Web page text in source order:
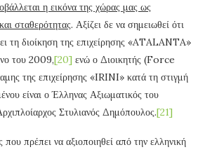
η εικόνα της χώρας μας ως
σταθερότητας. Αξίζει δε να σημειωθεί ότι
τη διοίκηση της επιχείρησης «ATALANTA»
του 2009,[20] ενώ ο Διοικητής (Force
της επιχείρησης «IRINI» κατά τη στιγμή
είναι ο Έλληνας Αξιωματικός του
Στυλιανός Δημόπουλος.[21]
πρέπει να αξιοποιηθεί από την ελληνική